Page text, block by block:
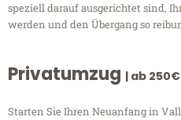
speziell darauf ausgerichtet sind,
werden und den Übergang so
Privatumzug | ab 250€
Starten Sie Ihren Neuanfang in